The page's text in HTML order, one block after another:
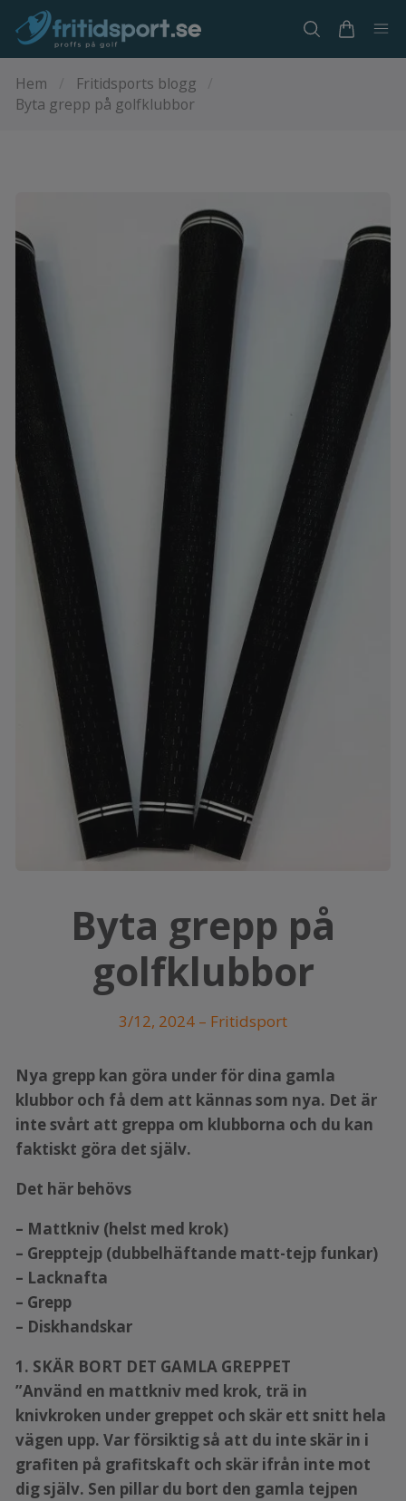
Hem Fritidsports blogg
Byta grepp på golfklubbor
Byta grepp på
golfklubbor
3/12, 2024 – Fritidsport
Nya grepp kan göra under för dina gamla
klubbor och få dem att kännas som nya. Det är
inte svårt att greppa om klubborna och du kan
faktiskt göra det själv.
Det här behövs
– Mattkniv (helst med krok)
– Grepptejp (dubbelhäftande matt-tejp funkar)
– Lacknafta
– Grepp
– Diskhandskar
1. SKÄR BORT DET GAMLA GREPPET
”Använd en mattkniv med krok, trä in
knivkroken under greppet och skär ett snitt hela
vägen upp. Var försiktig så att du inte skär in i
grafiten på grafitskaft och skär ifrån inte mot
dig själv. Sen pillar du bort den gamla tejpen